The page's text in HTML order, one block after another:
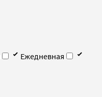
Ежедневная